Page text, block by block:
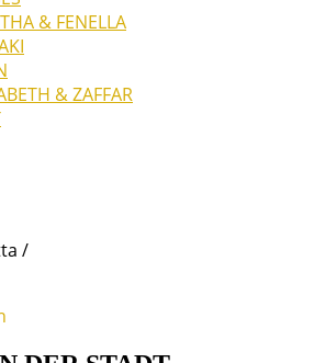
& FENELLA
& ZAFFAR
/